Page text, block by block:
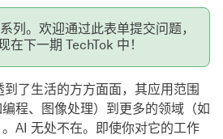
列。欢迎通过此表单提交问题，
在下一期 TechTok 中！
了生活的方方面面，其应用范围
程、图像处理）到更多的领域（如
AI 无处不在。即使你对它的工作